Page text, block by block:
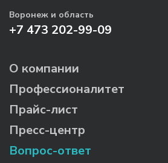
оборудования (или описание
Адрес доставки
Результат:
вы получите предварительный
разработки. Мы готовы для
Воронеж и область
+7 473 202-99-09
О компании
Профессионалитет
Прайс-лист
Пресс-центр
Вопрос-ответ